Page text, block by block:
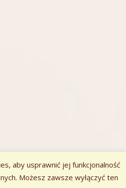
aby usprawnić jej funkcjonalność
Możesz zawsze wyłączyć ten